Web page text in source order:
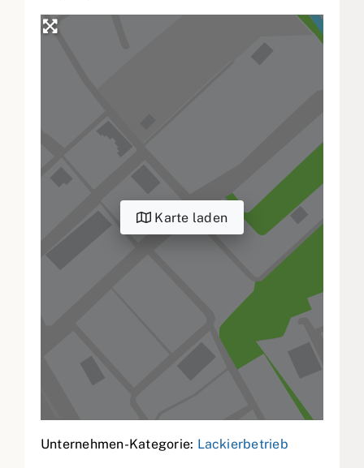
Karte laden
Unternehmen-Kategorie: Lackierbetrieb